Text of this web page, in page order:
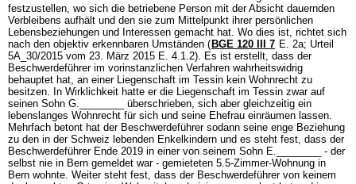
festzustellen, wo sich die betriebene Person mit der Absicht dauernden
Verbleibens aufhält und den sie zum Mittelpunkt ihrer persönlichen
Lebensbeziehungen und Interessen gemacht hat. Wo dies ist, richtet sich
nach den objektiv erkennbaren Umständen ( BGE 120 III 7 E. 2a; Urteil
5A_30/2015 vom 23. März 2015 E. 4.1.2). Es ist erstellt, dass der
Beschwerdeführer im vorinstanzlichen Verfahren wahrheitswidrig
behauptet hat, an einer Liegenschaft im Tessin kein Wohnrecht zu
besitzen. In Wirklichkeit hatte er die Liegenschaft im Tessin zwar auf
seinen Sohn G.________ überschrieben, sich aber gleichzeitig ein
lebenslanges Wohnrecht für sich und seine Ehefrau einräumen lassen.
Mehrfach betont hat der Beschwerdeführer sodann seine enge Beziehung
zu den in der Schweiz lebenden Enkelkindern und es steht fest, dass der
Beschwerdeführer Ende 2019 in einer von seinem Sohn E.________ - der
selbst nie in Bern gemeldet war - gemieteten 5.5-Zimmer-Wohnung in
Bern wohnte. Weiter steht fest, dass der Beschwerdeführer von keinem